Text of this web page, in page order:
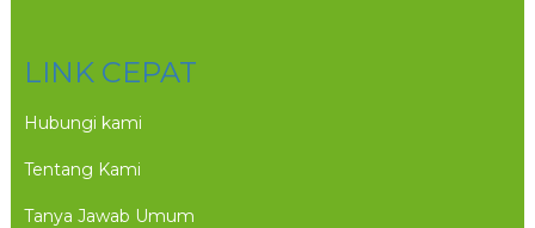
LINK CEPAT
Hubungi kami
Tentang Kami
Tanya Jawab Umum